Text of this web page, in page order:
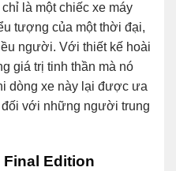
là một chiếc xe máy
tượng của một thời đại,
người. Với thiết kế hoài
giá trị tinh thần mà nó
dòng xe này lại được ưa
với những người trung
Final Edition